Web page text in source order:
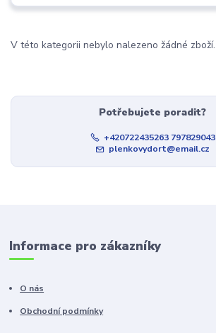
V této kategorii nebylo nalezeno žádné zboží.
Potřebujete poradit?
+420722435263 797829043
plenkovydort@email.cz
Informace pro zákazníky
O nás
Obchodní podmínky